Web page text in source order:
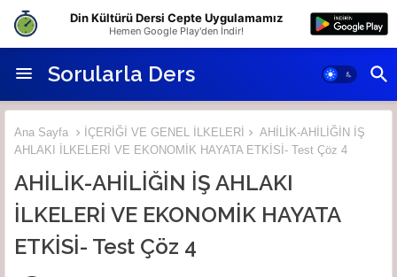
Sorularla Ders
Ana Sayfa İÇERİĞİ VE GENEL İLKELERİ
AHİLİK-AHİLİĞİN İŞ
AHLAKI İLKELERİ VE EKONOMİK HAYATA ETKİSİ- Test Çöz 4
AHİLİK-AHİLİĞİN İŞ AHLAKI
İLKELERİ VE EKONOMİK HAYATA
ETKİSİ- Test Çöz 4
Din Kültürü Dersi Cepte Uygulamamız
Hemen Google Play'den İndir!